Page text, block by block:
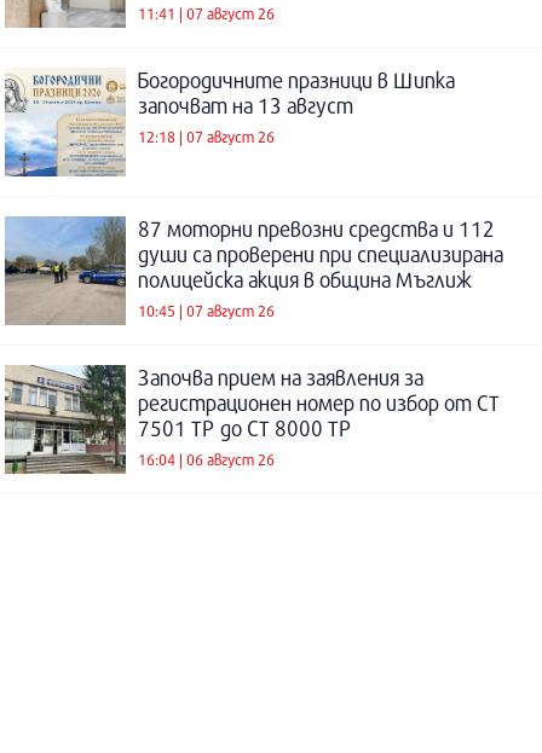
11:41 | 07 август 26
Богородичните празници в Шипка
започват на 13 август
12:18 | 07 август 26
87 моторни превозни средства и 112
души са проверени при специализирана
полицейска акция в община Мъглиж
10:45 | 07 август 26
Започва прием на заявления за
регистрационен номер по избор от СТ
7501 ТР до СТ 8000 ТР
16:04 | 06 август 26